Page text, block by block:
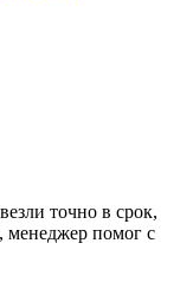
точно в срок,
менеджер помог с